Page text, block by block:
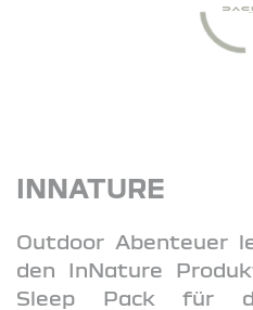
INNATURE
Outdoor Abenteuer
den InNature
Sleep Pack für